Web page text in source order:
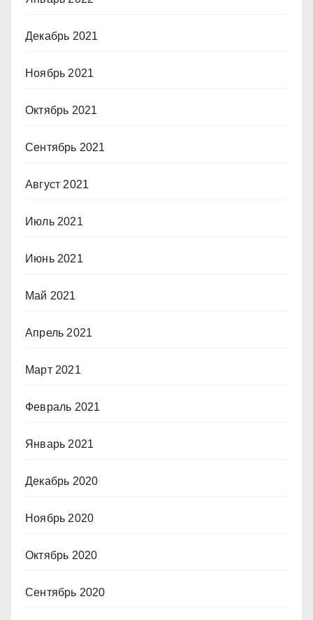
Декабрь 2021
Ноябрь 2021
Октябрь 2021
Сентябрь 2021
Август 2021
Июль 2021
Июнь 2021
Май 2021
Апрель 2021
Март 2021
Февраль 2021
Январь 2021
Декабрь 2020
Ноябрь 2020
Октябрь 2020
Сентябрь 2020